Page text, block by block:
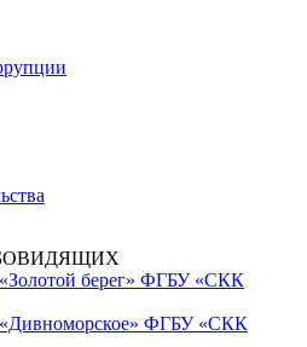
берег» ФГБУ «СКК
ФГБУ «СКК